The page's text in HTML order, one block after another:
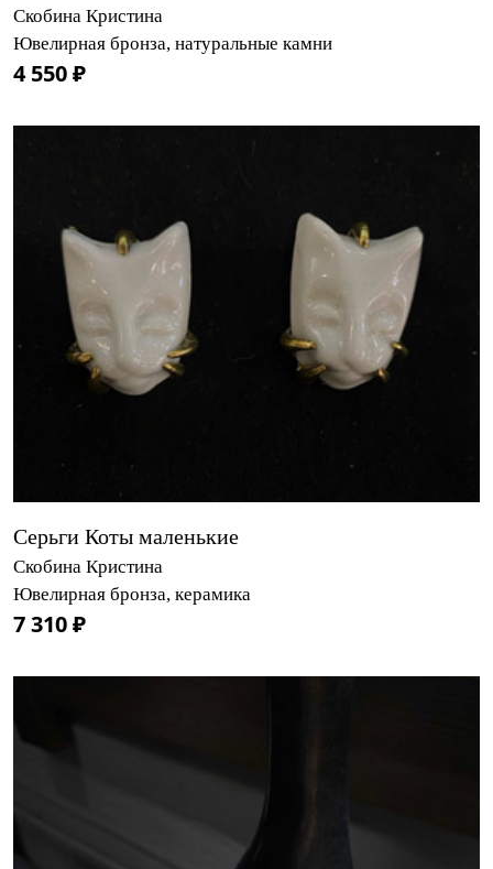
Скобина Кристина
Ювелирная бронза, натуральные камни
4 550 ₽
Серьги Коты маленькие
Скобина Кристина
Ювелирная бронза, керамика
7 310 ₽